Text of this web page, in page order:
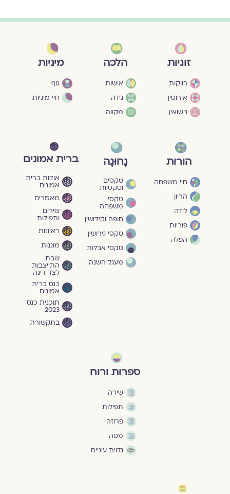
זוגיות
רווקות
אירוסין
נישואין
הלכה
אישות
נידה
מקווה
מיניות
גוף
חיי מיניות
הורות
חיי משפחה
הריון
לידה
פוריות
הפלה
נָחוּגָה
טקסים
וטקסיות
טקסי
משפחה
חופה וקידושין
טקסי גירושין
טקסי אבלות
מעגל השנה
ברית אמונים
אודות ברית
אמונים
מאמרים
שירים
ותפילות
ראיונות
מוגנוּת
שבת
התייצבות
לצד דינה
כנס ברית
אמונים
תוכנית כנס
2023
בתקשורת
ספרות ורוח
שירה
תפילות
פרוזה
מסה
גלוית עיניים